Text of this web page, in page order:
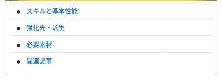
スキルと基本性能
強化先・派生
必要素材
関連記事